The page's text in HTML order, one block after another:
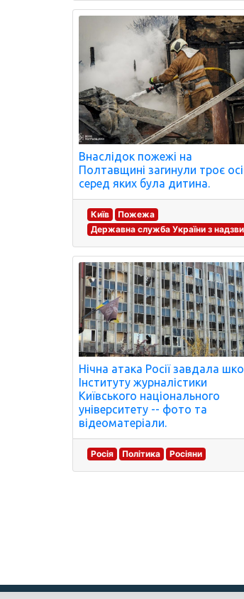
Внаслідок пожежі на
Полтавщині загинули троє
серед яких була дитина.
Київ
Пожежа
Державна служба України з
Нічна атака Росії завдала
Інституту журналістики
Київського національного
університету -- фото та
відеоматеріали.
Росія Політика Росіяни